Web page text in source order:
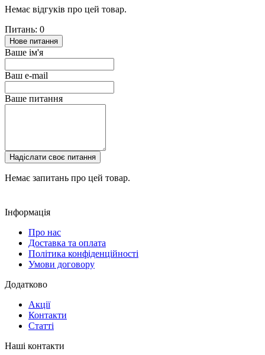
Немає відгуків про цей товар.
Питань: 0
Нове питання
Ваше ім'я
Ваш e-mail
Ваше питання
Надіслати своє питання
Немає запитань про цей товар.
Інформація
Про нас
Доставка та оплата
Політика конфіденційності
Умови договору
Додатково
Акції
Контакти
Статті
Наші контакти